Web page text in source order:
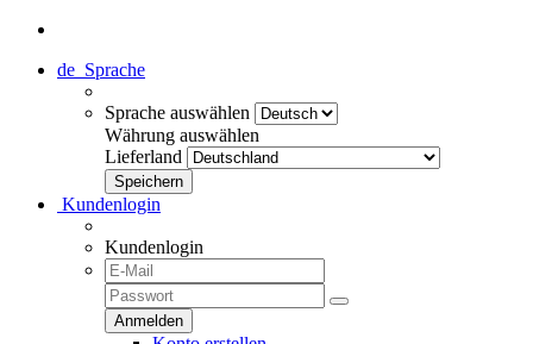
de Sprache
Sprache auswählen
Währung auswählen
Lieferland
Kundenlogin
Kundenlogin